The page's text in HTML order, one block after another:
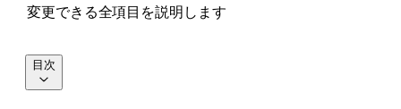
変更できる全項目を説明します
目次